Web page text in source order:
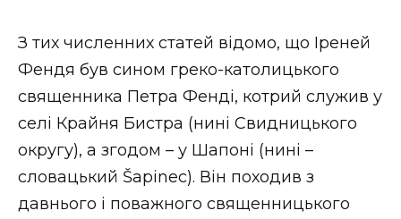
З тих численних статей відомо, що Іреней
Фендя був сином греко-католицького
священника Петра Фенді, котрий служив у
селі Крайня Бистра (нині Свидницького
округу), а згодом – у Шапоні (нині –
словацький Šapinec). Він походив з
давнього і поважного священницького